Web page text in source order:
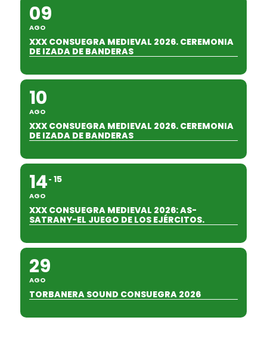
09
AGO
XXX CONSUEGRA MEDIEVAL 2026. CEREMONIA
DE IZADA DE BANDERAS
10
AGO
XXX CONSUEGRA MEDIEVAL 2026. CEREMONIA
DE IZADA DE BANDERAS
14
AGO
15
XXX CONSUEGRA MEDIEVAL 2026: AS-
SATRANY-EL JUEGO DE LOS EJÉRCITOS.
29
AGO
TORBANERA SOUND CONSUEGRA 2026